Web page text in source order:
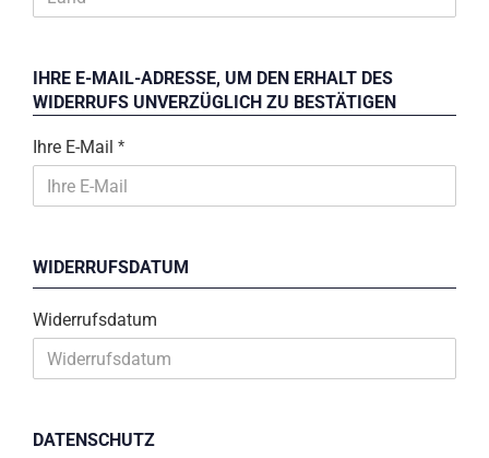
IHRE E-MAIL-ADRESSE, UM DEN ERHALT DES
WIDERRUFS UNVERZÜGLICH ZU BESTÄTIGEN
Ihre E-Mail
WIDERRUFSDATUM
Widerrufsdatum
DATENSCHUTZ